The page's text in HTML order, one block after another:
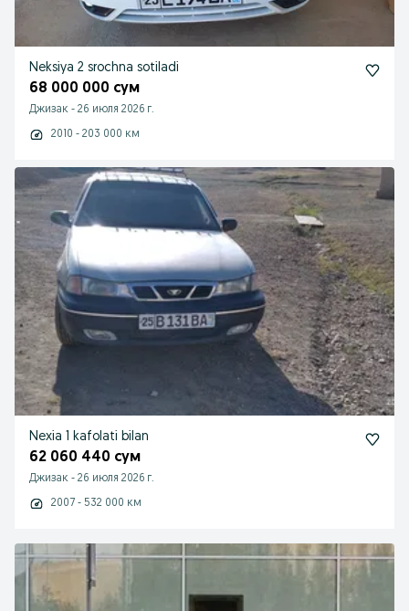
Neksiya 2 srochna sotiladi
68 000 000 сум
Джизак - 26 июля 2026 г.
2010 - 203 000 км
Nexia 1 kafolati bilan
62 060 440 сум
Джизак - 26 июля 2026 г.
2007 - 532 000 км